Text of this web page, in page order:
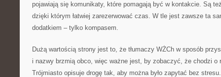
pojawiają się komunikaty, które pomagają być w kontakcie. Są
dzięki którym łatwiej zarezerwować czas. W tle jest zawsze ta
dodatkiem – tylko kompasem.
Dużą wartością strony jest to, że tłumaczy WŻCh w sposób
i nazwy brzmią obco, więc ważne jest, by zobaczyć, że chodzi o
Trójmiasto opisuje drogę tak, aby można było zapytać bez